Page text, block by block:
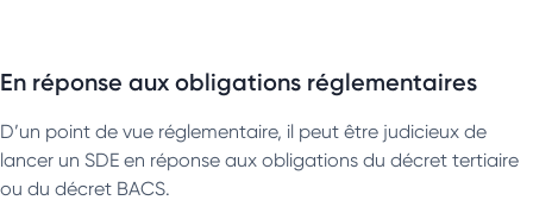
En réponse aux obligations réglementaires
D’un point de vue réglementaire, il peut être judicieux de
lancer un SDE en réponse aux obligations du décret tertiaire
ou du décret BACS.